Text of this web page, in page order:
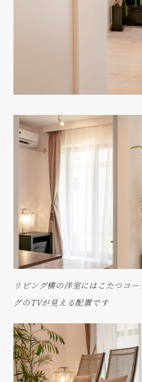
リビング横の洋室にはこたつコ
グのTVが見える配置です